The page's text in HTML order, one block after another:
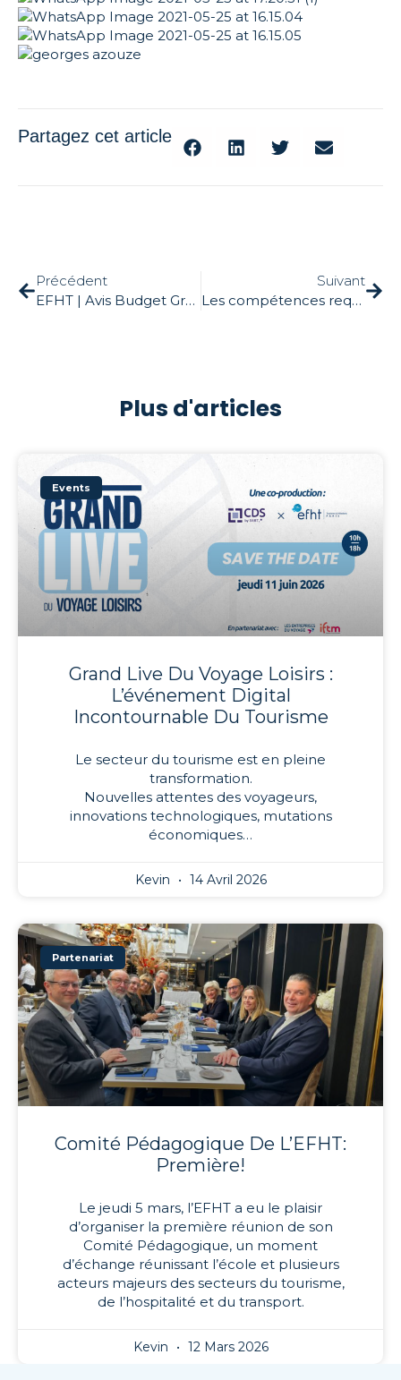
Partagez cet article
Précédent
EFHT | Avis Budget Group
Suivant
Les compétences requises pour le tourisme de demain
Plus d'articles
Events
Grand Live Du Voyage Loisirs :
L’événement Digital
Incontournable Du Tourisme
Le secteur du tourisme est en pleine
transformation.
Nouvelles attentes des voyageurs,
innovations technologiques, mutations
économiques…
Kevin 14 Avril 2026
Partenariat
Comité Pédagogique De L’EFHT:
Première!
Le jeudi 5 mars, l’EFHT a eu le plaisir
d’organiser la première réunion de son
Comité Pédagogique, un moment
d’échange réunissant l’école et plusieurs
acteurs majeurs des secteurs du tourisme,
de l’hospitalité et du transport.
Kevin 12 Mars 2026